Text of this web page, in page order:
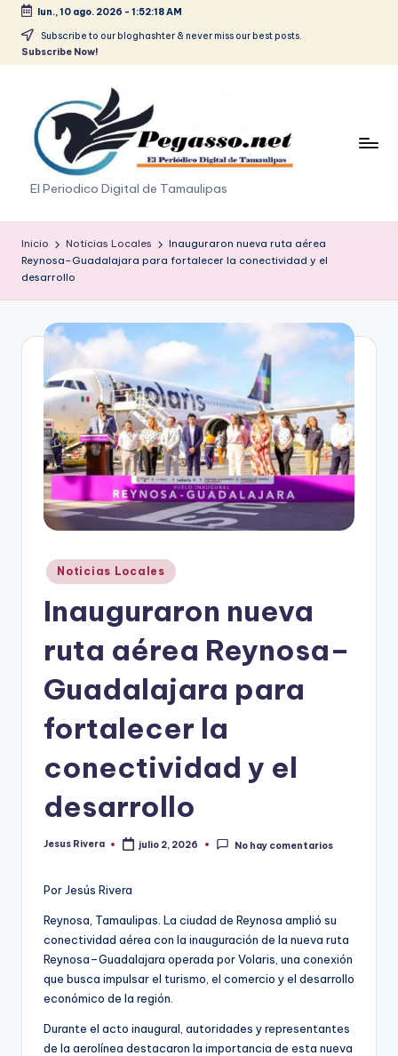
Saltar
lun., 10 ago. 2026 - 1:52:18 AM
Subscribe to our bloghashter & never miss our best posts.
Subscribe Now!
p
e
g
a
s
o
p
El Periodico Digital de Tamaulipas
Inicio Noticias Locales
Inauguraron nueva ruta aérea
Reynosa–Guadalajara para fortalecer la conectividad y el
desarrollo
Publicado
en
Noticias Locales
Inauguraron nueva
ruta aérea Reynosa–
Guadalajara para
fortalecer la
conectividad y el
desarrollo
Publicado
Jesus Rivera julio 2, 2026 No hay comentarios
Por Jesús Rivera
Reynosa, Tamaulipas. La ciudad de Reynosa amplió su
conectividad aérea con la inauguración de la nueva ruta
Reynosa–Guadalajara operada por Volaris, una conexión
que busca impulsar el turismo, el comercio y el desarrollo
económico de la región.
Durante el acto inaugural, autoridades y representantes
de la aerolínea destacaron la importancia de esta nueva